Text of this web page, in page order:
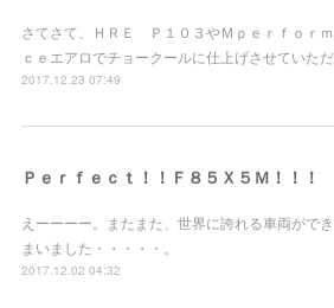
さてさて、ＨＲＥ Ｐ１０３やＭｐｅｒｆｏｒｍ
ｃｅエアロでチョークールに仕上げさせていた
2017.12.23 07:49
Ｐｅｒｆｅｃｔ！！Ｆ８５Ｘ５Ｍ！！！
えーーーー。またまた、世界に誇れる車両がで
まいました・・・・・。
2017.12.02 04:32